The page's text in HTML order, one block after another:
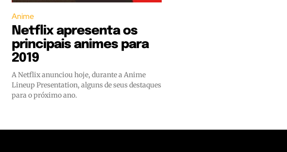
Anime
Netflix apresenta os
principais animes para
2019
A Netflix anunciou hoje, durante a Anime
Lineup Presentation, alguns de seus destaques
para o próximo ano.